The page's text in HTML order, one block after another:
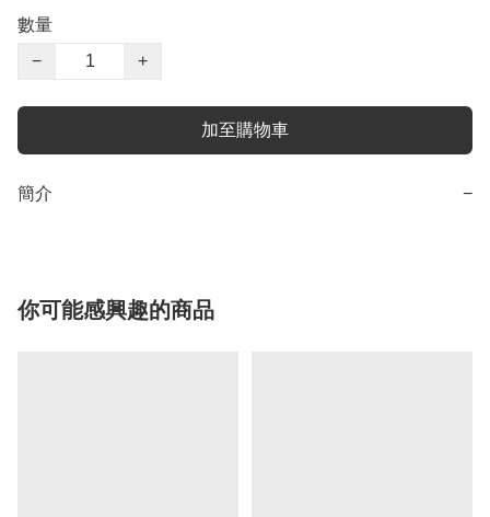
數量
−
+
加至購物車
簡介 −
你可能感興趣的商品